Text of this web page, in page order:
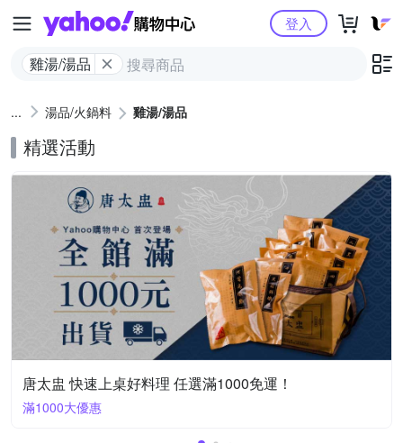
Yahoo購物中心
雞湯/湯品
登入
湯品/火鍋料 雞湯/湯品
精選活動
唐太盅 快速上桌好料理 任選滿1000免運！
滿1000大優惠